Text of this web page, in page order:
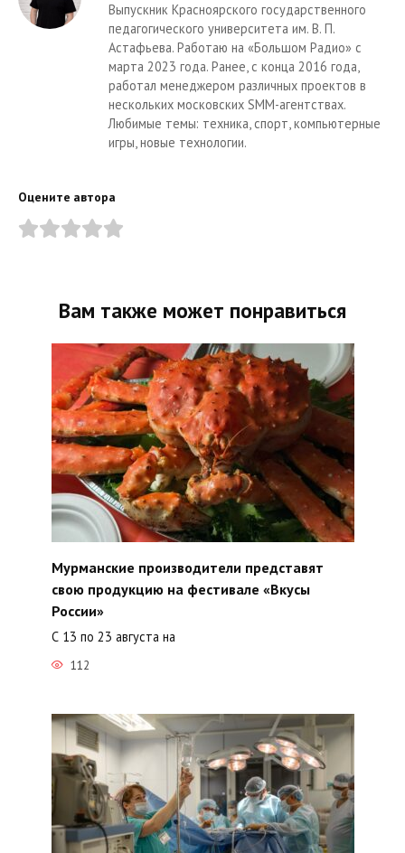
Выпускник Красноярского государственного
педагогического университета им. В. П.
Астафьева. Работаю на «Большом Радио» с
марта 2023 года. Ранее, с конца 2016 года,
работал менеджером различных проектов в
нескольких московских SMM-агентствах.
Любимые темы: техника, спорт, компьютерные
игры, новые технологии.
Оцените автора
Вам также может понравиться
Мурманские производители представят
свою продукцию на фестивале «Вкусы
России»
С 13 по 23 августа на
112